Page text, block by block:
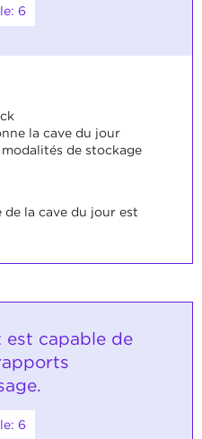
6
la cave du jour
de stockage
de la cave du jour est
est capable de
6